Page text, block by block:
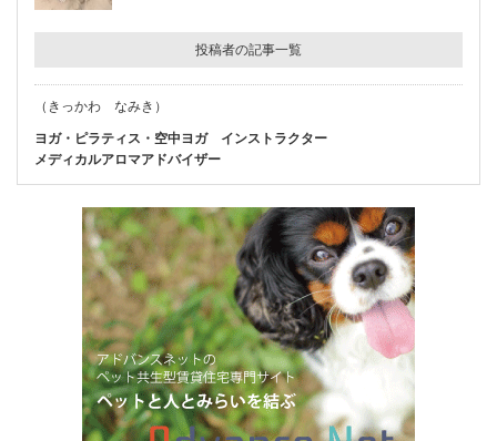
投稿者の記事一覧
（きっかわ なみき）
ヨガ・ピラティス・空中ヨガ インストラクター
メディカルアロマアドバイザー